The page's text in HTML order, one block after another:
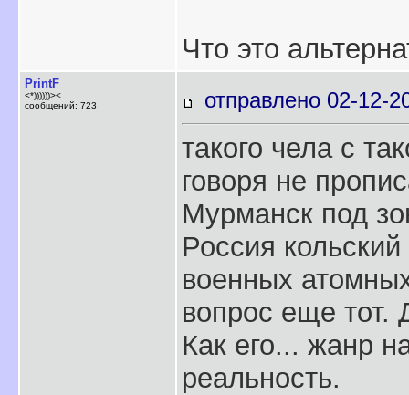
Что это
PrintF
<*))))))><
сообщений: 723
отправлено 02-12-
такого чела с
говоря не
Мурманск под
Россия
военных
вопрос еще
Как его... жанр
реальность.